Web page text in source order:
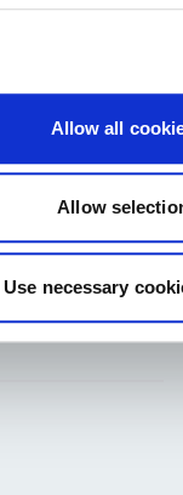
Allow all
Allow
Use necessary
KRS: